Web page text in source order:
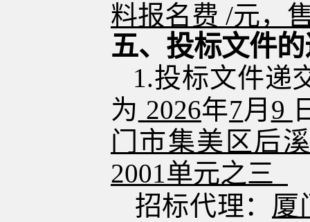
料报名费 /元，
五、投标文件
1.投标文件递
为 2026年7月 9
门市集美区后
2001单元之三
招标代理： 厦